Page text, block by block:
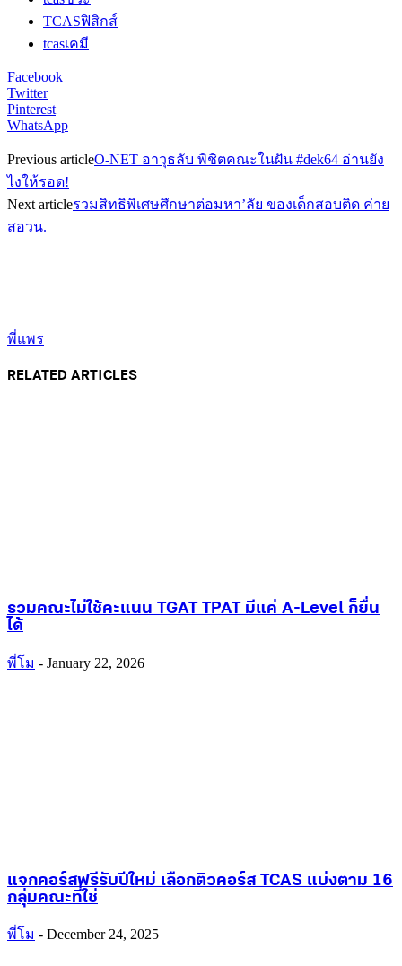
TCASฟิสิกส์
tcasเคมี
Facebook
Twitter
Pinterest
WhatsApp
Previous articleO-NET อาวุธลับ พิชิตคณะในฝัน #dek64 อ่านยัง
ไงให้รอด!
Next articleรวมสิทธิพิเศษศึกษาต่อมหา’ลัย ของเด็กสอบติด ค่าย
สอวน.
พี่แพร
RELATED ARTICLES
รวมคณะไม่ใช้คะแนน TGAT TPAT มีแค่ A-Level ก็ยื่น
ได้
พี่โม - January 22, 2026
แจกคอร์สฟรีรับปีใหม่ เลือกติวคอร์ส TCAS แบ่งตาม 16
กลุ่มคณะที่ใช่
พี่โม - December 24, 2025